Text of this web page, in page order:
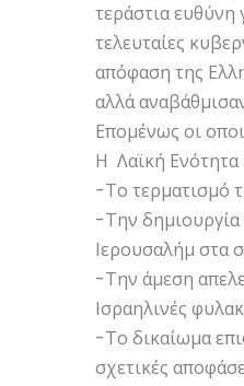
τεράστια ευθύνη
τελευταίες
απόφαση της
αλλά
Επομένως οι
Η Λαϊκή Ενότητα
-Το τερματισμό
-Την δημιουργία
Ιερουσαλήμ στα
-Την άμεση
Ισραηλινές
-Το δικαίωμα
σχετικές